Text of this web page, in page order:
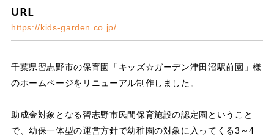
URL
https://kids-garden.co.jp/
千葉県習志野市の保育園「キッズ☆ガーデン津田沼駅前園」様
のホームページをリニューアル制作しました。
助成金対象となる習志野市民間保育施設の認定園ということ
で、幼保一体型の運営方針で幼稚園の対象に入ってくる3～4